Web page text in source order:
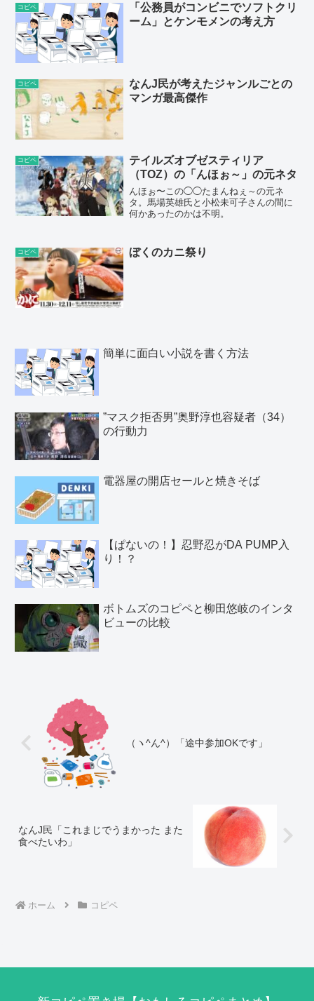
コピペ
「公務員がコンビニでソフトクリ
ーム」とケンモメンの考え方
コピペ
なんJ民が考えたジャンルごとの
マンガ最高傑作
コピペ
テイルズオブゼスティリア
（TOZ）の「んほぉ～」の元ネタ
んほぉ〜この◯◯たまんねぇ～の元ネ
タ。馬場英雄氏と小松未可子さんの間に
何かあったのかは不明。
コピペ ぼくのカニ祭り
簡単に面白い小説を書く方法
”マスク拒否男”奥野淳也容疑者（34）
の行動力
電器屋の開店セールと焼きそば
【ぱないの！】忍野忍がDA PUMP入
り！？
ボトムズのコピペと柳田悠岐のインタ
ビューの比較
（ヽ^ん^）「途中参加OKです」
なんJ民「これまじでうまかった また
食べたいわ」
ホーム コピペ